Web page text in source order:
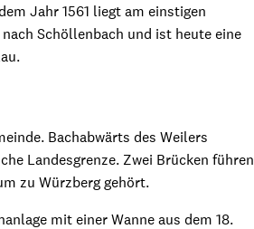
Jahr 1561 liegt am einstigen
Schöllenbach und ist heute eine
Bachabwärts des Weilers
Landesgrenze. Zwei Brücken führen
zu Würzberg gehört.
mit einer Wanne aus dem 18.